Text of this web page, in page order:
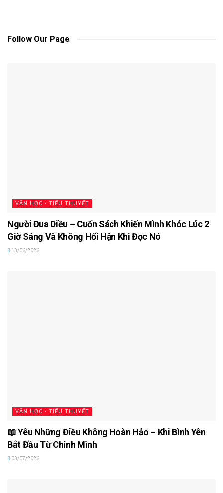
Follow Our Page
VĂN HỌC - TIỂU THUYẾT
Người Đua Diều – Cuốn Sách Khiến Mình Khóc Lúc 2
Giờ Sáng Và Không Hối Hận Khi Đọc Nó
13/06/2026
VĂN HỌC - TIỂU THUYẾT
📖 Yêu Những Điều Không Hoàn Hảo – Khi Bình Yên
Bắt Đầu Từ Chính Mình
03/07/2026